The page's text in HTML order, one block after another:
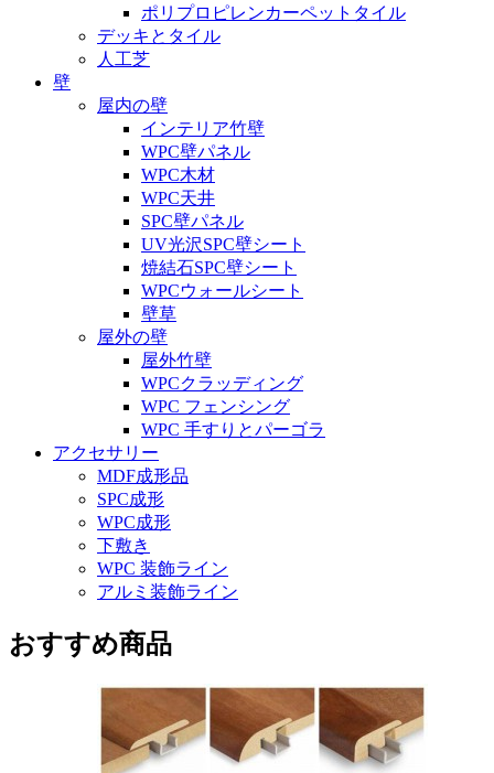
ポリプロピレンカーペットタイル
デッキとタイル
人工芝
壁
屋内の壁
インテリア竹壁
WPC壁パネル
WPC木材
WPC天井
SPC壁パネル
UV光沢SPC壁シート
焼結石SPC壁シート
WPCウォールシート
壁草
屋外の壁
屋外竹壁
WPCクラッディング
WPC フェンシング
WPC 手すりとパーゴラ
アクセサリー
MDF成形品
SPC成形
WPC成形
下敷き
WPC 装飾ライン
アルミ装飾ライン
おすすめ商品